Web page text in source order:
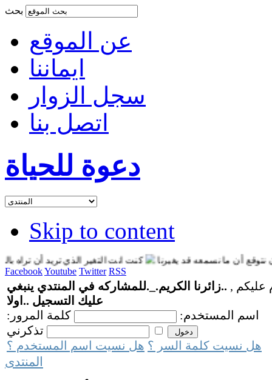
عن الموقع
ايماننا
سجل الزوار
اتصل بنا
دعوة للحياة
Skip to content
أن ما نسمعه قد يغيرنا
كنت انت التغير الذي تريد أن تراه بالعالم
FacebookYoutube Twitter RSS
عليكم , ..زائرنا الكريم._.للمشاركه في المنتدي ينبغي
عليك التسجيل ..اولا
اسم المستخدم:
كلمة المرور:
هل نسيت كلمة السر ؟ هل نسيت اسم المستخدم ؟
المنتدى